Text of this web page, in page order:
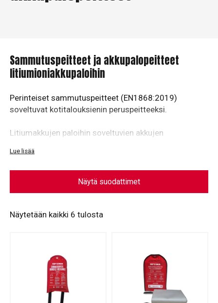
Sammutuspeitteet ja akkupalopeitteet
litiumioniakkupaloihin
Perinteiset sammutuspeitteet (EN1868:2019)
soveltuvat kotitalouksienin peruspeitteeksi.
Litiumakkujen paloihin soveltuvien akkujen
lämpötiloja Akkupalopeite ei varsinaisesti sammuta
paloa, mutta sen avulla voidaan helposti ja tehokkaasti
hidastaa tulen etenemistä sekä eristää palava akku
ympäristöstään.
Lue lisää
Näytä suodattimet
Näytetään kaikki 6 tulosta